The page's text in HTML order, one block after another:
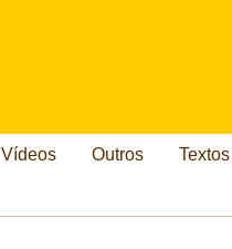
Vídeos Outros